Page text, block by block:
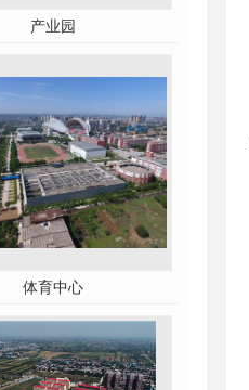
产业园
体育中心